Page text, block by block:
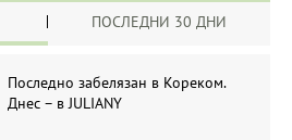
ПОСЛЕДНИ 30 ДНИ
Последно забелязан в Кореком.
Днес – в JULIANY